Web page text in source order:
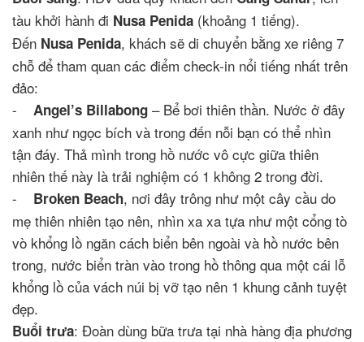
tàu khởi hành đi Nusa Penida (khoảng 1 tiếng).
Đến Nusa Penida, khách sẽ di chuyển bằng xe riêng 7
chỗ để tham quan các điểm check-in nổi tiếng nhất trên
đảo:
- Angel’s Billabong – Bể bơi thiên thần. Nước ở đây
xanh như ngọc bích và trong đến nỗi bạn có thể nhìn
tận đáy. Thả mình trong hồ nước vô cực giữa thiên
nhiên thế này là trải nghiệm có 1 không 2 trong đời.
-
Broken Beach, nơi đây trông như một cây cầu do
mẹ thiên nhiên tạo nên, nhìn xa xa tựa như một cổng tò
vò khổng lồ ngăn cách biển bên ngoài và hồ nước bên
trong, nước biển tràn vào trong hồ thông qua một cái lỗ
khổng lồ của vách núi bị vỡ tạo nên 1 khung cảnh tuyệt
đẹp.
Buổi trưa: Đoàn dùng bữa trưa tại nhà hàng địa phương